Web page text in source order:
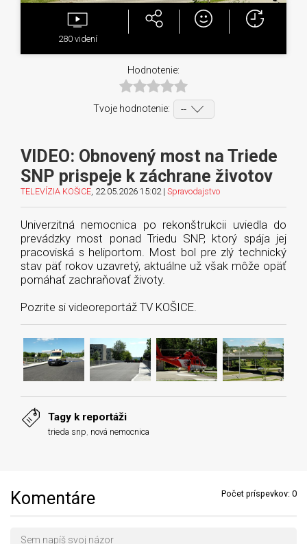
280videní
Hodnotenie:
Tvoje hodnotenie:
VIDEO: Obnovený most na Triede
SNP prispeje k záchrane životov
TELEVÍZIA KOŠICE , 22.05.2026 15:02 | Spravodajstvo
Univerzitná nemocnica po rekonštrukcii uviedla do
prevádzky most ponad Triedu SNP, ktorý spája jej
pracoviská s heliportom. Most bol pre zlý technický
stav päť rokov uzavretý, aktuálne už však môže opäť
pomáhať zachraňovať životy.
Pozrite si videoreportáž TV KOŠICE.
Tagy k reportáži
trieda snp nová nemocnica
Komentáre Počet príspevkov: 0